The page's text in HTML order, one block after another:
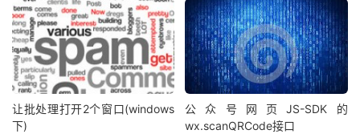
让批处理打开2个窗口(windows
下)
公众号网页JS-SDK的
wx.scanQRCode接口